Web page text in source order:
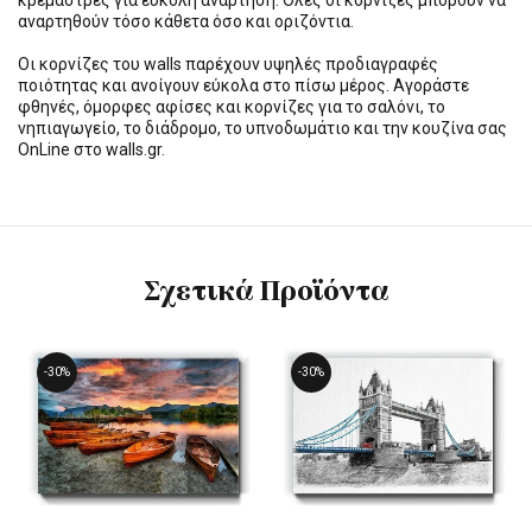
αναρτηθούν τόσο κάθετα όσο και οριζόντια.
Οι κορνίζες του walls παρέχουν υψηλές προδιαγραφές
ποιότητας και ανοίγουν εύκολα στο πίσω μέρος. Αγοράστε
φθηνές, όμορφες αφίσες και κορνίζες για το σαλόνι, το
νηπιαγωγείο, το διάδρομο, το υπνοδωμάτιο και την κουζίνα σας
OnLine στο walls.gr.
Σχετικά Προϊόντα
-30% -30%